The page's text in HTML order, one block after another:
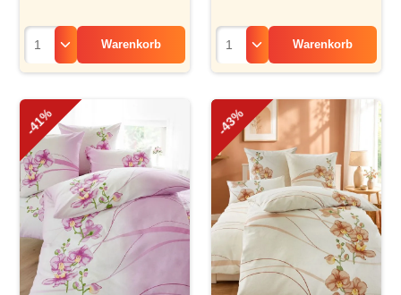
Warenkorb Warenkorb
-41% -43%